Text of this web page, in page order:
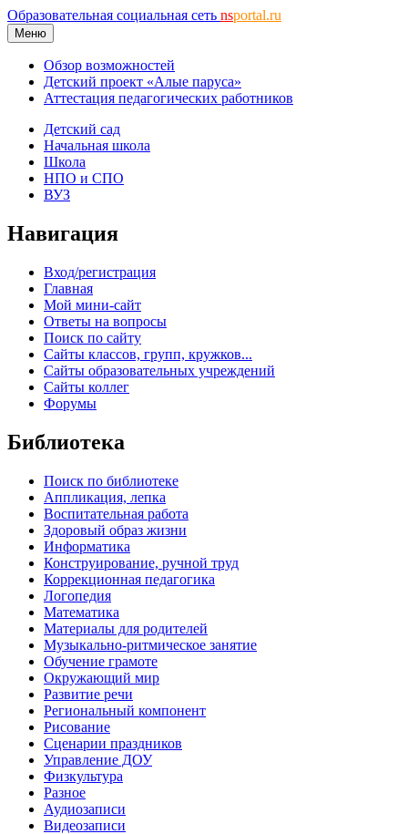
Образовательная социальная сеть nsportal.ru
Меню
Обзор возможностей
Детский проект «Алые паруса»
Аттестация педагогических работников
Детский сад
Начальная школа
Школа
НПО и СПО
ВУЗ
Навигация
Вход/регистрация
Главная
Мой мини-сайт
Ответы на вопросы
Поиск по сайту
Сайты классов, групп, кружков...
Сайты образовательных учреждений
Сайты коллег
Форумы
Библиотека
Поиск по библиотеке
Аппликация, лепка
Воспитательная работа
Здоровый образ жизни
Информатика
Конструирование, ручной труд
Коррекционная педагогика
Логопедия
Математика
Материалы для родителей
Музыкально-ритмическое занятие
Обучение грамоте
Окружающий мир
Развитие речи
Региональный компонент
Рисование
Сценарии праздников
Управление ДОУ
Физкультура
Разное
Аудиозаписи
Видеозаписи